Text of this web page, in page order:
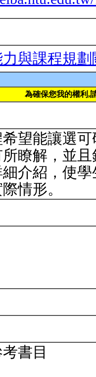
與課程規
為確保您我的權利,
望能讓選
瞭解，並
介紹，使
情形。
書目